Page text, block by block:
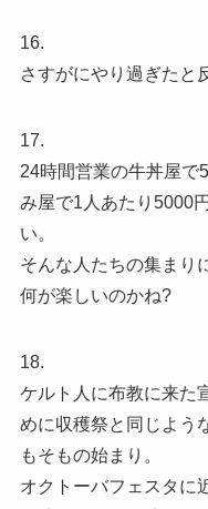
16.
さすがにやり過ぎたと
17.
24時間営業の牛丼屋で
み屋で1人あたり5000
い。
そんな人たちの集まり
何が楽しいのかね?
18.
ケルト人に布教に来た
めに収穫祭と同じよう
もそもの始まり。
オクトーバフェスタに